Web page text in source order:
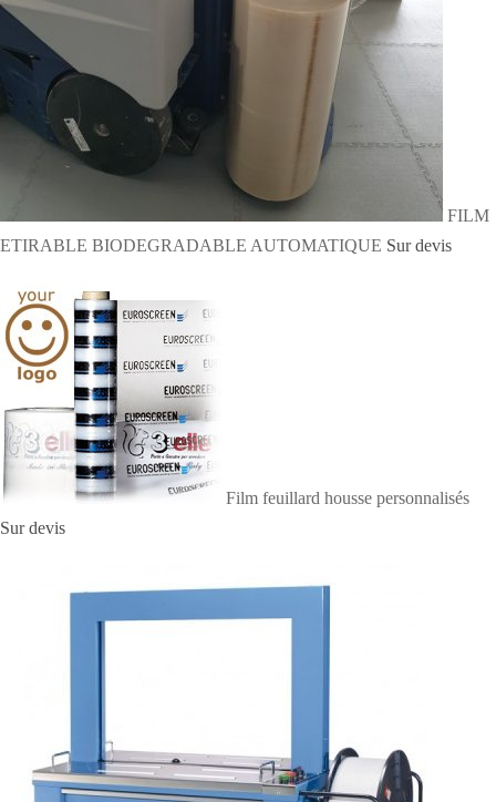
FILM
ETIRABLE BIODEGRADABLE AUTOMATIQUE Sur devis
Film feuillard housse personnalisés
Sur devis